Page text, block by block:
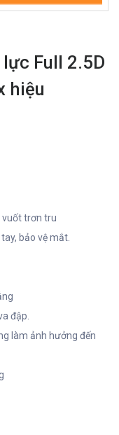
Full 2.5D
hiệu
vuốt trơn tru
bảo vệ mắt.
đập.
làm ảnh hưởng đến